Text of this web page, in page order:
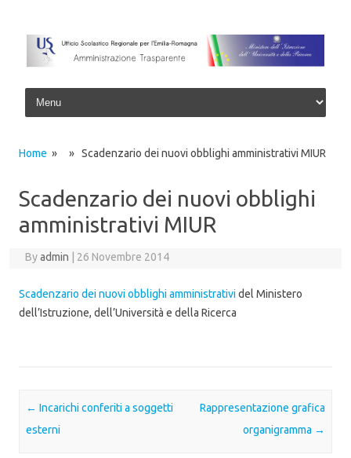
Skip to content
Home » » Scadenzario dei nuovi obblighi amministrativi MIUR
Scadenzario dei nuovi obblighi
amministrativi MIUR
Byadmin 26 Novembre 2014
Scadenzario dei nuovi obblighi amministratividel Ministero
dell’Istruzione, dell’Università e della Ricerca
Post navigation
← Incarichi conferiti a soggetti
esterni
Rappresentazione grafica
organigramma →